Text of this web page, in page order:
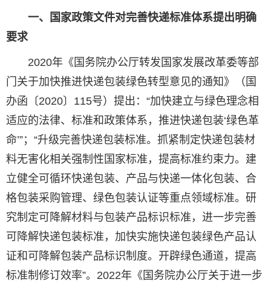
一、国家政策文件对完善快递标准体系提出明确
要求
2020年《国务院办公厅转发国家发展改革委等部
门关于加快推进快递包装绿色转型意见的通知》（国
办函〔2020〕115号）提出：“加快建立与绿色理念相
适应的法律、标准和政策体系，推进快递包装‘绿色革
命’”；“升级完善快递包装标准。抓紧制定快递包装材
料无害化相关强制性国家标准，提高标准约束力。建
立健全可循环快递包装、产品与快递一体化包装、合
格包装采购管理、绿色包装认证等重点领域标准。研
究制定可降解材料与包装产品标识标准，进一步完善
可降解快递包装标准，加快实施快递包装绿色产品认
证和可降解包装产品标识制度。开辟绿色通道，提高
标准制修订效率”。2022年《国务院办公厅关于进一步